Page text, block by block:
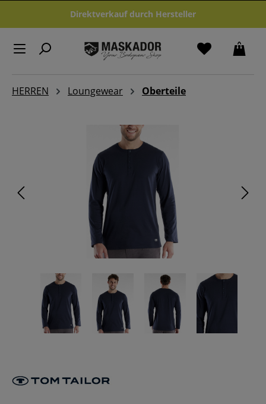
Zum Hauptinhalt springenDirektverkauf durch Hersteller
HERREN Loungewear Oberteile